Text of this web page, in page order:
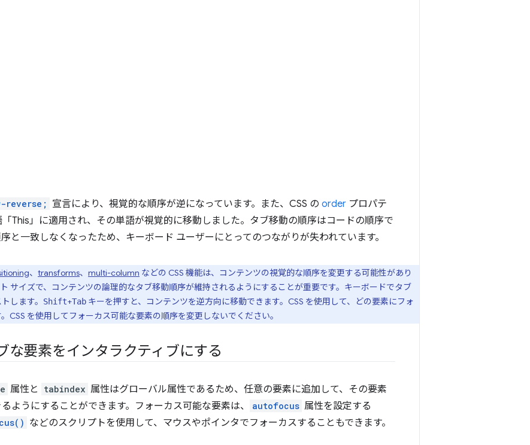
宣言により、視覚的な順序が逆になっています。また、CSS の order プロパテ
This」に適用され、その単語が視覚的に移動しました。タブ移動の順序はコードの順序で
と一致しなくなったため、キーボード ユーザーにとってのつながりが失われています。
、 transforms、 multi-column などの CSS 機能は、コンテンツの視覚的な順序を変更する可能性があり
サイズで、コンテンツの論理的なタブ移動順序が維持されるようにすることが重要です。キーボードでタブ
します。
Shift+Tab キーを押すと、コンテンツを逆方向に移動できます。CSS を使用して、どの要素にフォ
CSS を使用してフォーカス可能な要素の順序を変更しないでください。
な要素をインタラクティブにする
属性と tabindex 属性はグローバル属性であるため、任意の要素に追加して、その要素
ようにすることができます。フォーカス可能な要素は、
autofocus 属性を設定する
などのスクリプトを使用して、マウスやポインタでフォーカスすることもできます。